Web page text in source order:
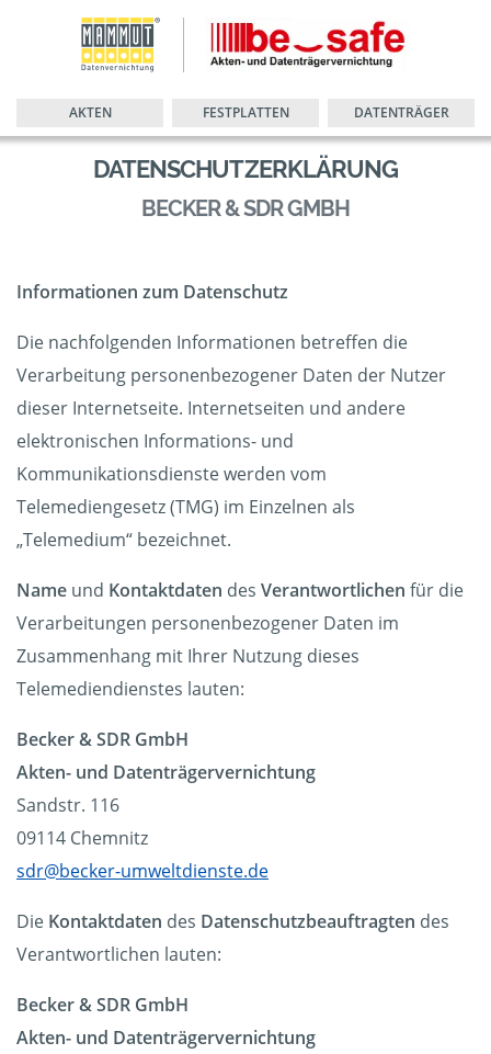
AKTEN FESTPLATTEN DATENTRÄGER
DATENSCHUTZERKLÄRUNG
BECKER & SDR GMBH
Informationen zum Datenschutz
Die nachfolgenden Informationen betreffen die
Verarbeitung personenbezogener Daten der Nutzer
dieser Internetseite. Internetseiten und andere
elektronischen Informations- und
Kommunikationsdienste werden vom
Telemediengesetz (TMG) im Einzelnen als
„Telemedium“ bezeichnet.
Name und Kontaktdaten des Verantwortlichen für die
Verarbeitungen personenbezogener Daten im
Zusammenhang mit Ihrer Nutzung dieses
Telemediendienstes lauten:
Becker & SDR GmbH
Akten- und Datenträgervernichtung
Sandstr. 116
09114 Chemnitz
sdr@becker-umweltdienste.de
Die Kontaktdaten des Datenschutzbeauftragten des
Verantwortlichen lauten:
Becker & SDR GmbH
Akten- und Datenträgervernichtung